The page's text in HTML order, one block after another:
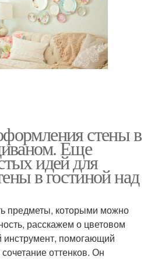
стены в
Еще
идей для
в гостиной над
предметы, которыми можно
расскажем о цветовом
инструмент, помогающий
оттенков. Он